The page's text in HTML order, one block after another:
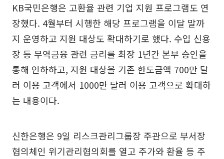
KB국민은행은 고환율 관련 기업 지원 프로그램도 연
장했다. 4월부터 시행한 해당 프로그램을 이달 말까
지 운영하고 지원 대상도 확대하기로 했다. 수입 신용
장 등 무역금융 관련 금리를 최장 1년간 본부 승인을
통해 인하하고, 지원 대상을 기존 한도금액 700만 달
러 이용 고객에서 1000만 달러 이용 고객으로 확대하
는 내용이다.
신한은행은 9일 리스크관리그룹장 주관으로 부서장
협의체인 위기관리협의회를 열고 주가와 환율 등 주